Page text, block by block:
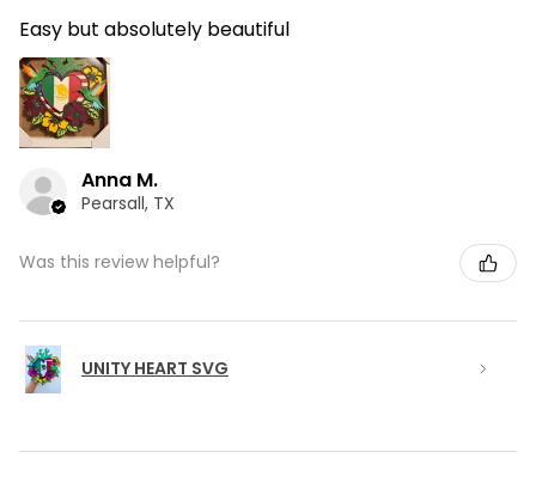
Easy but absolutely beautiful
Anna M.
Pearsall, TX
Was this review helpful?
UNITY HEART SVG